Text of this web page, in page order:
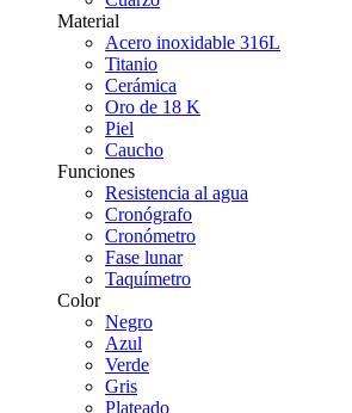
Material
Acero inoxidable 316L
Titanio
Cerámica
Oro de 18 K
Piel
Caucho
Funciones
Resistencia al agua
Cronógrafo
Cronómetro
Fase lunar
Taquímetro
Color
Negro
Azul
Verde
Gris
Plateado